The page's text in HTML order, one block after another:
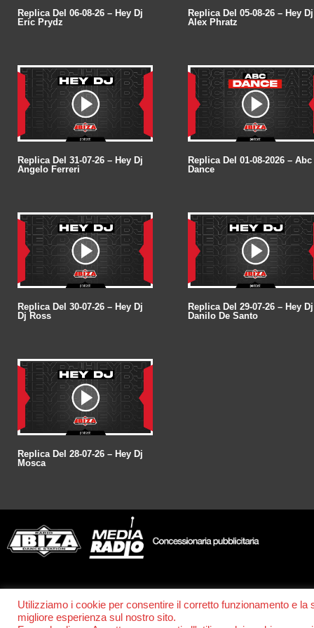
Replica Del 06-08-26 – Hey Dj
Eric Prydz
Replica Del 05-08-26 – Hey Dj
Alex Phratz
Replica Del 31-07-26 – Hey Dj
Angelo Ferreri
Replica Del 01-08-2026 – Abc
Dance
Replica Del 30-07-26 – Hey Dj
Dj Ross
Replica Del 29-07-26 – Hey Dj
Danilo De Santo
Replica Del 28-07-26 – Hey Dj
Mosca
© POWER RADIO srl | C.F. e P.IVA 06157210631
Utilizziamo i cookie per consentire il corretto funzionamento e
migliore esperienza sul nostro sito.